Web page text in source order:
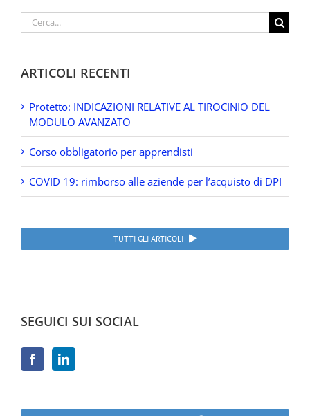
Cerca
per:
ARTICOLI RECENTI
Protetto: INDICAZIONI RELATIVE AL TIROCINIO DEL
MODULO AVANZATO
Corso obbligatorio per apprendisti
COVID 19: rimborso alle aziende per l’acquisto di DPI
TUTTI GLI ARTICOLI
SEGUICI SUI SOCIAL